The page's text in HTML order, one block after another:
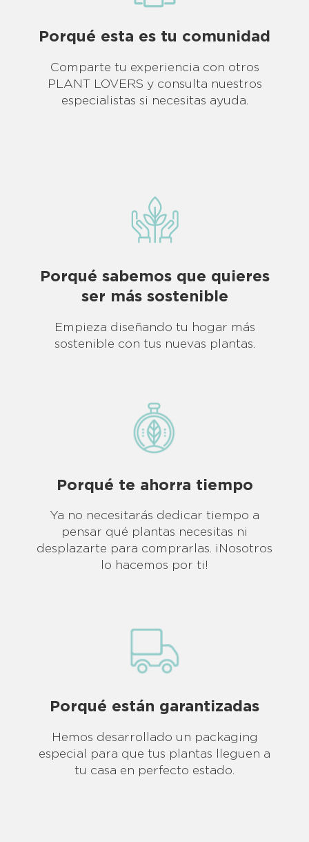
Porqué esta es tu comunidad
Comparte tu experiencia con otros
PLANT LOVERS y consulta nuestros
especialistas si necesitas ayuda.
Porqué sabemos que quieres
ser más sostenible
Empieza diseñando tu hogar más
sostenible con tus nuevas plantas.
Porqué te ahorra tiempo
Ya no necesitarás dedicar tiempo a
pensar qué plantas necesitas ni
desplazarte para comprarlas. ¡Nosotros
lo hacemos por ti!
Porqué están garantizadas
Hemos desarrollado un packaging
especial para que tus plantas lleguen a
tu casa en perfecto estado.